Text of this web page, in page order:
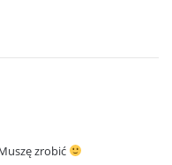
zrobić